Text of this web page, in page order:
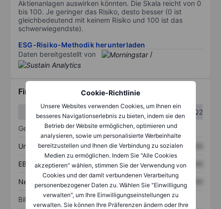
Cookie-Richtlinie
Unsere Websites verwenden Cookies, um Ihnen ein
besseres Navigationserlebnis zu bieten, indem sie den
Betrieb der Website ermöglichen, optimieren und
analysieren, sowie um personalisierte Werbeinhalte
bereitzustellen und Ihnen die Verbindung zu sozialen
Medien zu ermöglichen. Indem Sie "Alle Cookies
akzeptieren" wählen, stimmen Sie der Verwendung von
Cookies und der damit verbundenen Verarbeitung
personenbezogener Daten zu. Wählen Sie "Einwilligung
verwalten", um Ihre Einwilligungseinstellungen zu
verwalten. Sie können Ihre Präferenzen ändern oder Ihre
Aktienanlagen auswirken könnten. Die Skala reicht von 0
bis 100. Je geringer das Risiko, desto besser (0 ist
gleichbedeutend mit keinem Risiko und 100 ist das
schwerwiegendste).
ESG-Risiko-Methodik herunterladen
Daten bereitgestellt von
/
Finanzdaten
Q1
Q2
Gewinn- und Verlustrechnung
Umsatz XXXXXXX XXXXXXX
EBITDA XXXXXXX XXXXXXX
Nettoeinkommen XXXXXXX XXXXXXX
Bilanz